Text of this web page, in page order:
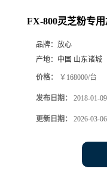
FX-800灵芝粉专
品牌： 放心
产地： 中国 山东诸城
价格： ￥168000/台
发布日期： 2018-01-09
更新日期： 2026-03-06